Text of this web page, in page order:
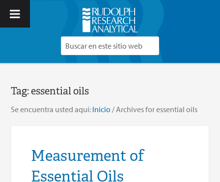
Tag:essential oils
Se encuentra usted aquí: Inicio /Archives for essential oils
Measurement of
Essential Oils